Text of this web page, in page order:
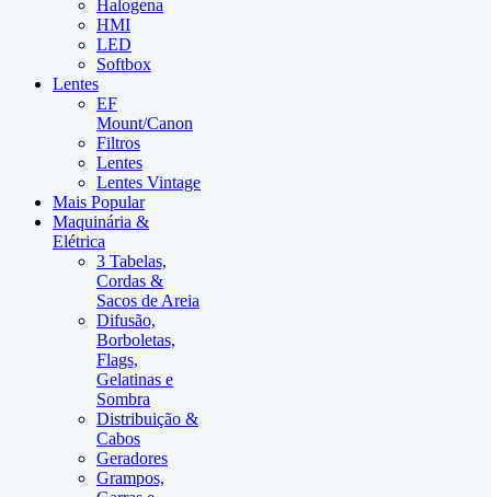
Halogena
HMI
LED
Softbox
Lentes
EF
Mount/Canon
Filtros
Lentes
Lentes Vintage
Mais Popular
Maquinária &
Elétrica
3 Tabelas,
Cordas &
Sacos de Areia
Difusão,
Borboletas,
Flags,
Gelatinas e
Sombra
Distribuição &
Cabos
Geradores
Grampos,